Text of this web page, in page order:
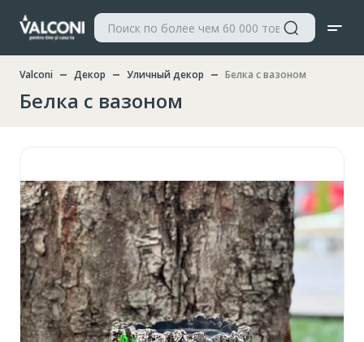
Valconi Декор Уличный декор Белка с вазоном
Белка с вазоном